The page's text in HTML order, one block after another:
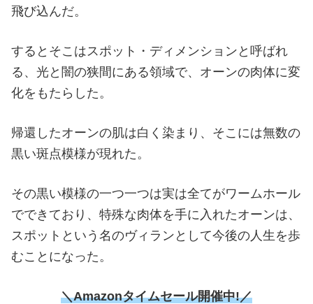
飛び込んだ。
するとそこはスポット・ディメンションと呼ばれ
る、光と闇の狭間にある領域で、オーンの肉体に変
化をもたらした。
帰還したオーンの肌は白く染まり、そこには無数の
黒い斑点模様が現れた。
その黒い模様の一つ一つは実は全てがワームホール
でできており、特殊な肉体を手に入れたオーンは、
スポットという名のヴィランとして今後の人生を歩
むことになった。
＼Amazonタイムセール開催中!／